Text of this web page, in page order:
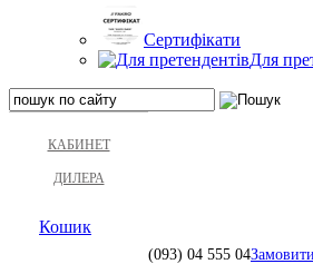
Сертифікати
Для
КАБИНЕТ
ДИЛЕРА
Кошик
(093) 04 555 04